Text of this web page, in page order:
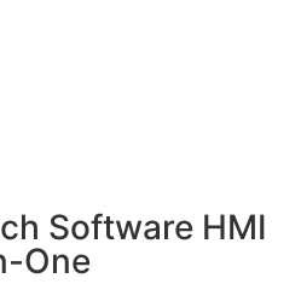
Software HMI
One